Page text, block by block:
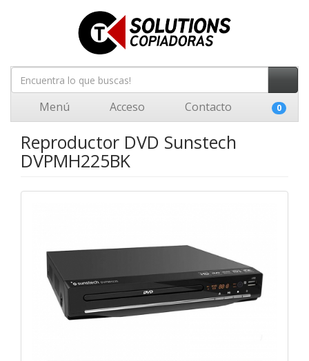
Menú Acceso Contacto 0
Reproductor DVD Sunstech
DVPMH225BK